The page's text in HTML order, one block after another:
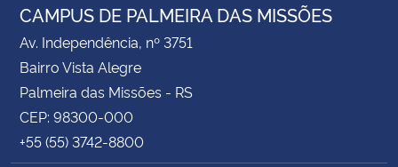
CAMPUS DE PALMEIRA DAS MISSÕES
Av. Independência, nº 3751
Bairro Vista Alegre
Palmeira das Missões - RS
CEP: 98300-000
+55 (55) 3742-8800